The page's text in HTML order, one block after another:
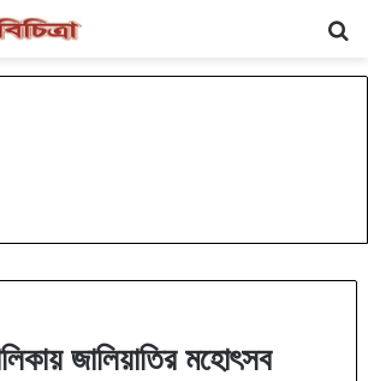
জালিয়াতির মহোৎসব